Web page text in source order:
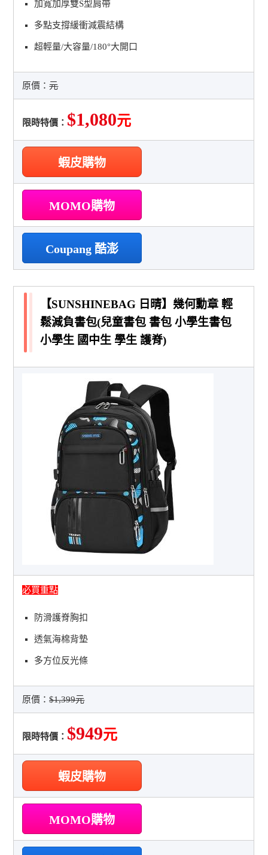
加寬加厚雙S型肩帶
多點支撐緩衝減震結構
超輕量/大容量/180°大開口
原價：元
限時特價： $1,080元
蝦皮購物
MOMO購物
Coupang 酷澎
【SUNSHINEBAG 日晴】幾何勳章 輕
鬆減負書包(兒童書包 書包 小學生書包
小學生 國中生 學生 護脊)
必買重點
防滑護脊胸扣
透氣海棉背墊
多方位反光條
原價：$1,399元
限時特價： $949元
蝦皮購物
MOMO購物